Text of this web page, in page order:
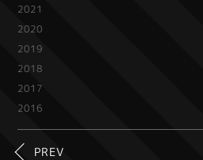
2021
2020
2019
2018
2017
2016
PREV